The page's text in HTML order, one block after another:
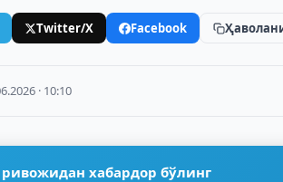
Twitter/X Facebook
· 10:10
хабардор бўлинг